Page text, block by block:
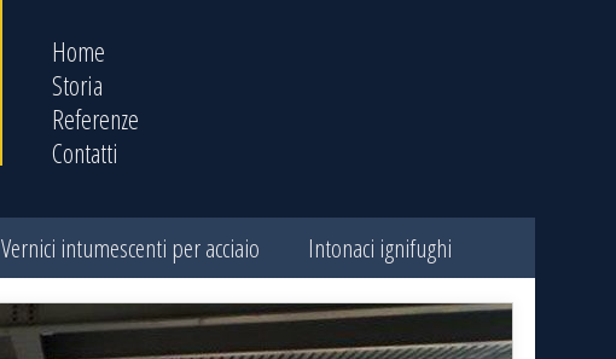
Home
Storia
Referenze
Contatti
Vernici intumescenti per acciaio Intonaci ignifughi